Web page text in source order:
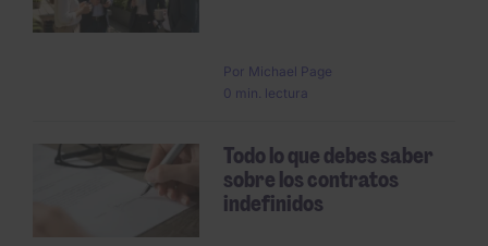
Por Michael Page
0 min. lectura
Todo lo que debes saber
sobre los contratos
indefinidos